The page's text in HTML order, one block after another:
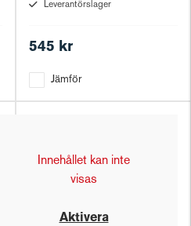
Leverantörslager
545 kr
Jämför
Innehållet kan inte
visas
Aktivera